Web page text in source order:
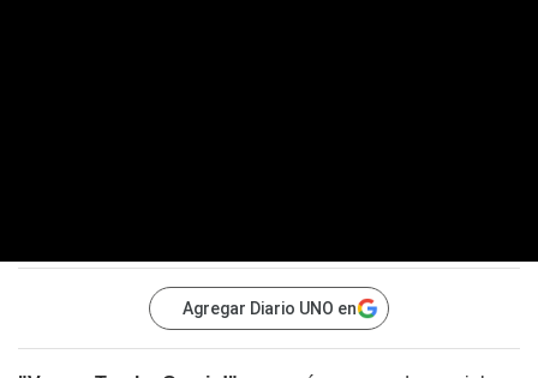
Agregar Diario UNO en